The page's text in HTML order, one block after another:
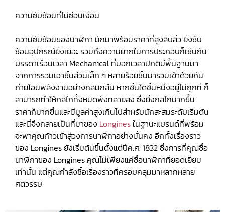
ความซับซ้อนที่ไม่ซ่อนเงื่อน
ความซับซ้อนของนาฬิกา มักมาพร้อมราคาที่สูงลิบลิ่ว ยิ่งซับ
ซ้อนอุปกรณ์ยิ่งเยอะ รวมถึงความยากในการประกอบก็เช่นกัน
บรรดาเรือนเวลา Mechanical ที่บอกเวลาปกติมีพื้นฐานมา
จากการรวมเอาชิ้นส่วนเล็ก ๆ หลายร้อยชิ้นมารวมเข้าด้วยกัน
ถ่ายโอนพลังงานอย่างกลมกลืน หากชิ้นใดชิ้นหนึ่งอยู่ไม่ถูกที่ ก็
สามารถทำให้กลไกทั้งหมดพังทลายลง ซึ่งยิ่งกลไกมากขึ้น
ราคาก็มากขึ้นและมีมูลค่าสูงเกินไปสำหรับนักสะสมระดับเริ่มต้น
และนี่จึงกลายเป็นที่มาของ Longinesในฐานะแบรนด์ที่พร้อม
จะพาคุณก้าวเข้าสู่วงการนาฬิกาอย่างมั่นคง อีกทั้งเรื่องราว
ของ Longines ยังเริ่มต้นขึ้นตั้งแต่ปีค.ศ. 1832 ซึ่งการที่คุณซื้อ
นาฬิกาของ Longines คุณไม่เพียงแค่ซื้อนาฬิกาที่ยอดเยี่ยม
เท่านั้น แต่คุณกำลังซื้อเรื่องราวที่ครอบคลุมมาหลากหลาย
ศตวรรษ